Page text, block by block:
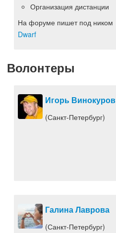
Организация дистанции
На форуме пишет под ником
Dwarf
Волонтеры
Игорь Винокуров
(Санкт-Петербург)
Галина Лаврова
(Санкт-Петербург)